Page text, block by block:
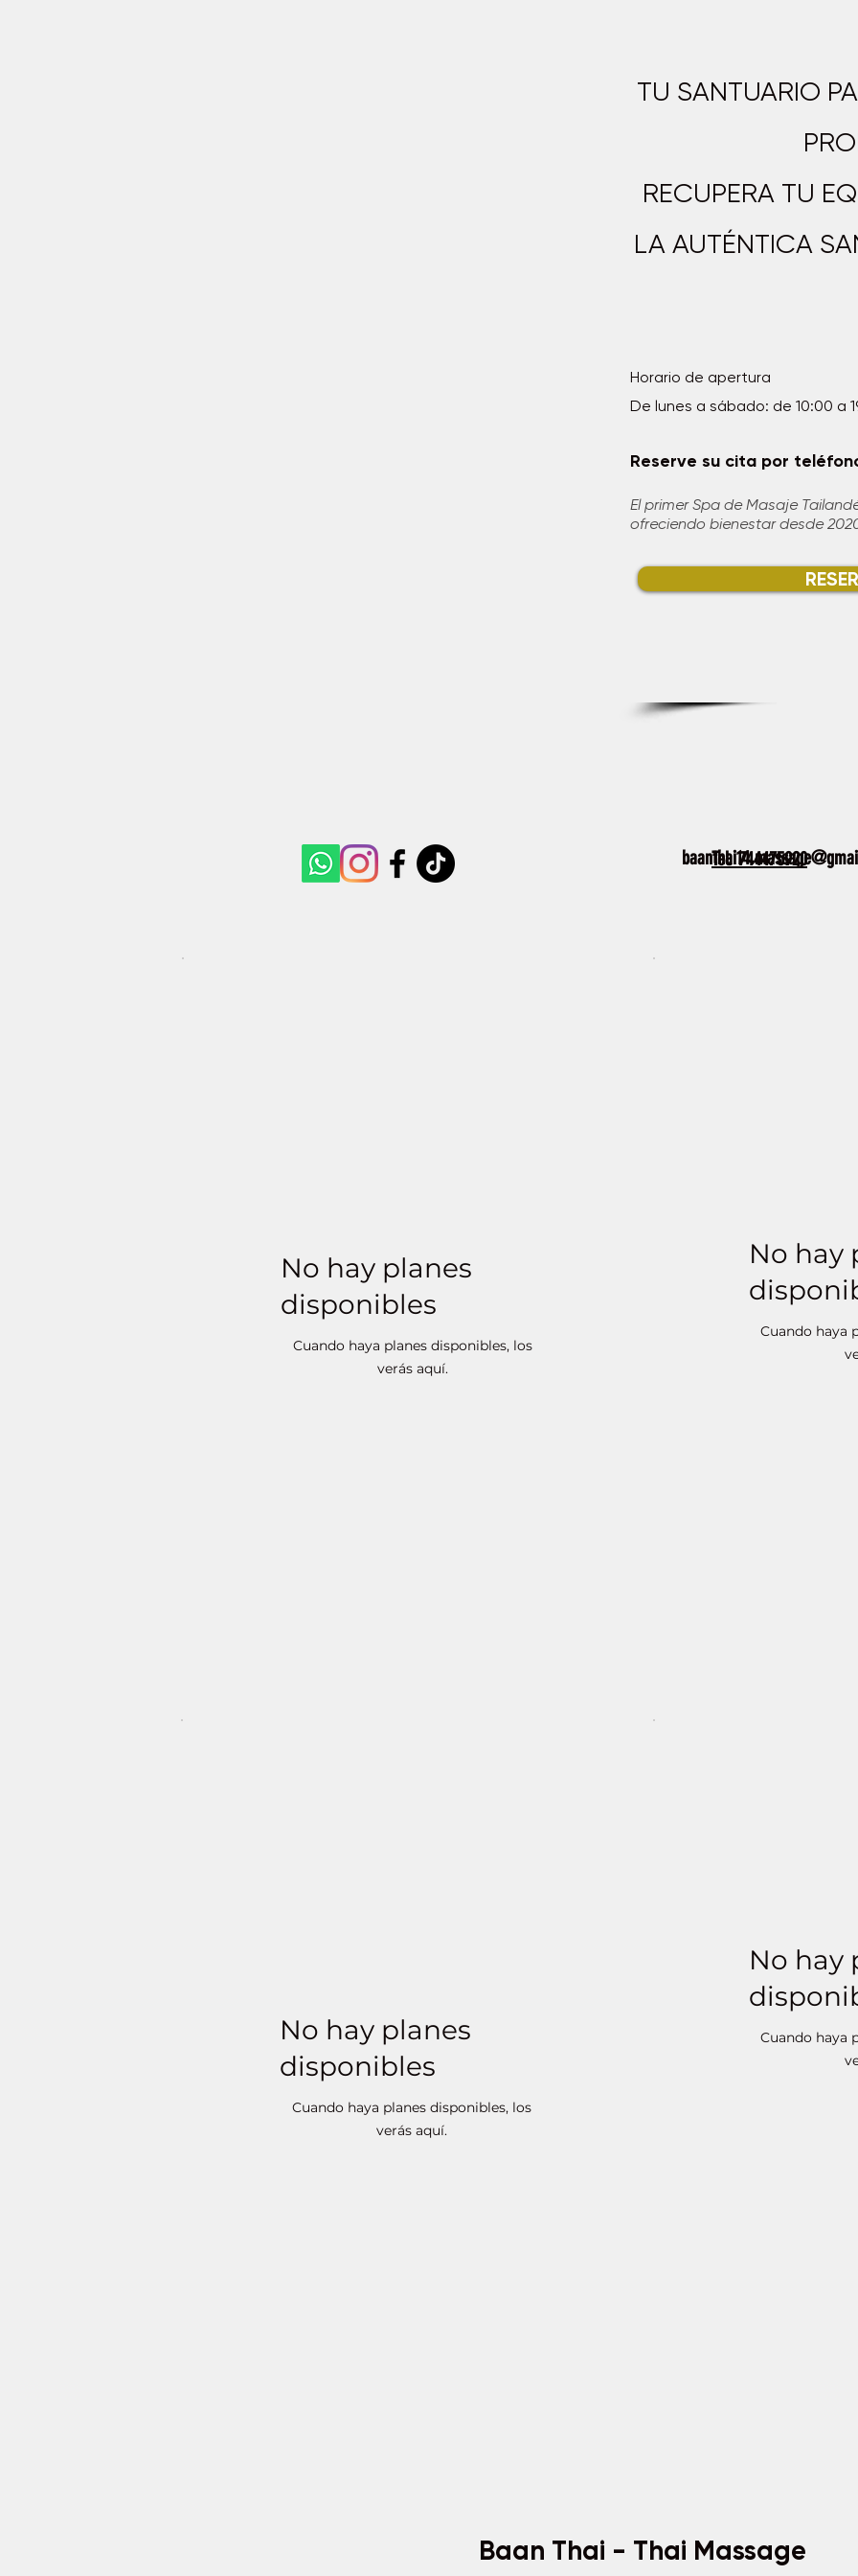
TU SANTUARIO
RECUPERA TU
LA AUTÉNTICA
Horario de apertura
De lunes a sábado: de 10:00 a
Reserve su cita por
El primer Spa de Masaje
ofreciendo bienestar desde
Tel. 744475920
No hay planes
disponibles
Cuando haya planes disponibles, los
verás aquí.
No hay
Cuando haya
No hay planes
disponibles
Cuando haya planes disponibles, los
verás aquí.
No hay
Cuando haya
Baan Thai - Thai Massage